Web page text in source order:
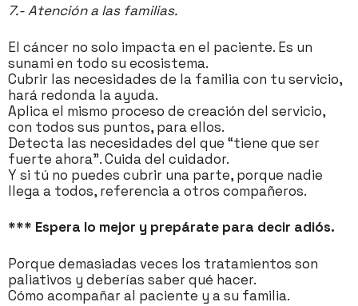
7.- Atención a las familias.
El cáncer no solo impacta en el paciente. Es un
sunami en todo su ecosistema.
Cubrir las necesidades de la familia con tu servicio,
hará redonda la ayuda.
Aplica el mismo proceso de creación del servicio,
con todos sus puntos, para ellos.
Detecta las necesidades del que “tiene que ser
fuerte ahora”. Cuida del cuidador.
Y si tú no puedes cubrir una parte, porque nadie
llega a todos, referencia a otros compañeros.
*** Espera lo mejor y prepárate para decir adiós.
Porque demasiadas veces los tratamientos son
paliativos y deberías saber qué hacer.
Cómo acompañar al paciente y a su familia.